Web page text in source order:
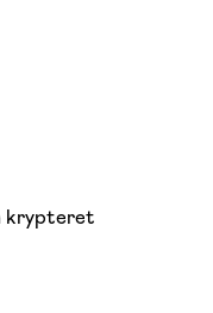
krypteret